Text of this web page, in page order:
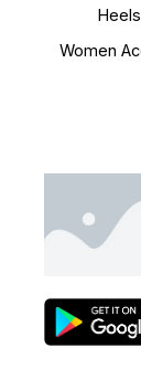
Women